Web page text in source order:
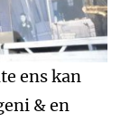
ens kan
& en